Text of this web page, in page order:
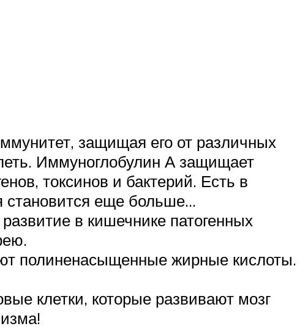
защищая его от различных
Иммуноглобулин А защищает
токсинов и бактерий. Есть в
становится еще больше…
в кишечнике патогенных
полиненасыщенные жирные кислоты.
клетки, которые развивают мозг